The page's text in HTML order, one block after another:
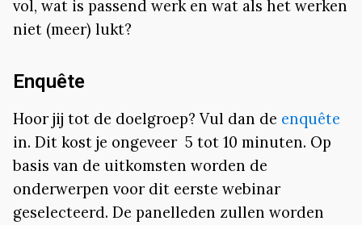
vol, wat is passend werk en wat als het werken
niet (meer) lukt?
Enquête
Hoor jij tot de doelgroep? Vul dan de enquête
in. Dit kost je ongeveer 5 tot 10 minuten. Op
basis van de uitkomsten worden de
onderwerpen voor dit eerste webinar
geselecteerd. De panelleden zullen worden